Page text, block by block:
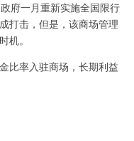
府一月重新实施全国限行
打击，但是，该商场管理
机。
比率入驻商场，长期利益